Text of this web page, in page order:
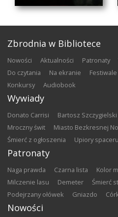
Zbrodnia w Bibliotece
nowości aktualności patronaty
do czytania
na ekranie festiwale
konkursy
audiobook
Wywiady
Donato Carrisi Bartosz Szczygielski
Mroczny świt
Miasto Bezkresnej
Śmierć z ogłoszenia
Upiory
Patronaty
Naga prawda Czarna lista Kolor
Milczenie lasu
Demeter
Śmierć
Podejrzany ołówek
Gniazdo
Nowości